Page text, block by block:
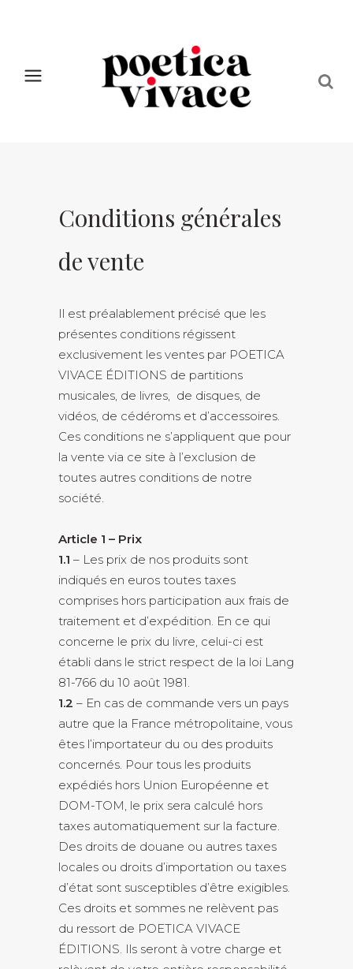
Conditions générales
de vente
Il est préalablement précisé que les
présentes conditions régissent
exclusivement les ventes par POETICA
VIVACE ÉDITIONS de partitions
musicales, de livres, de disques, de
vidéos, de cédéroms et d’accessoires.
Ces conditions ne s’appliquent que pour
la vente via ce site à l’exclusion de
toutes autres conditions de notre
société.
Article 1 – Prix
1.1 – Les prix de nos produits sont
indiqués en euros toutes taxes
comprises hors participation aux frais de
traitement et d’expédition. En ce qui
concerne le prix du livre, celui-ci est
établi dans le strict respect de la loi Lang
81-766 du 10 août 1981.
1.2 – En cas de commande vers un pays
autre que la France métropolitaine, vous
êtes l’importateur du ou des produits
concernés. Pour tous les produits
expédiés hors Union Européenne et
DOM-TOM, le prix sera calculé hors
taxes automatiquement sur la facture.
Des droits de douane ou autres taxes
locales ou droits d’importation ou taxes
d’état sont susceptibles d’être exigibles.
Ces droits et sommes ne relèvent pas
du ressort de POETICA VIVACE
ÉDITIONS. Ils seront à votre charge et